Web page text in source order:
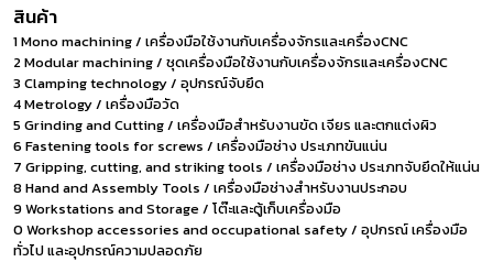
สินค้า
1 Mono machining / เครื่องมือใช้งานกับเครื่องจักรและเครื่องCNC
2 Modular machining / ชุดเครื่องมือใช้งานกับเครื่องจักรและเครื่องCNC
3 Clamping technology / อุปกรณ์จับยึด
4 Metrology / เครื่องมือวัด
5 Grinding and Cutting / เครื่องมือสำหรับงานขัด เจียร และตกแต่งผิว
6 Fastening tools for screws / เครื่องมือช่าง ประเภทขันแน่น
7 Gripping, cutting, and striking tools / เครื่องมือช่าง ประเภทจับยึดให้แน่น
8 Hand and Assembly Tools / เครื่องมือช่างสำหรับงานประกอบ
9 Workstations and Storage / โต๊ะและตู้เก็บเครื่องมือ
0 Workshop accessories and occupational safety / อุปกรณ์ เครื่องมือ
ทั่วไป และอุปกรณ์ความปลอดภัย